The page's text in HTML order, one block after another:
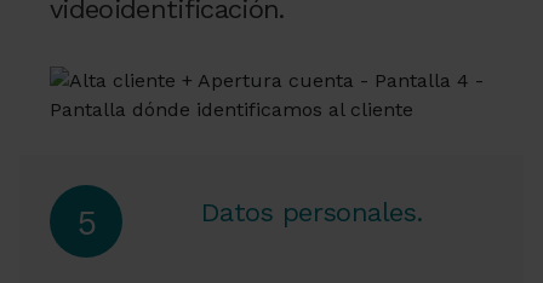
videoidentificación.
5 Datos personales.